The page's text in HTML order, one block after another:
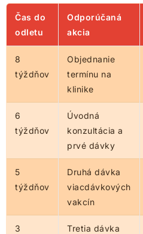
Čas do
odletu
Odporúčaná
akcia
8
týždňov
Objednanie
termínu na
klinike
6
týždňov
Úvodná
konzultácia a
prvé dávky
5
týždňov
Druhá dávka
viacdávkových
vakcín
3
Tretia dávka